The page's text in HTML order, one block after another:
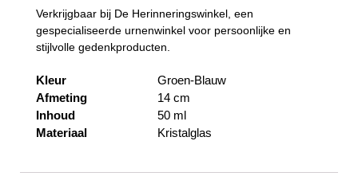
Verkrijgbaar bij De Herinneringswinkel, een
gespecialiseerde urnenwinkel voor persoonlijke en
stijlvolle gedenkproducten.
Kleur
Groen-Blauw
Afmeting
14 cm
Inhoud
50 ml
Materiaal
Kristalglas